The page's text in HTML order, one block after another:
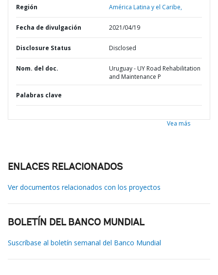
Región América Latina y el Caribe,
Fecha de divulgación 2021/04/19
Disclosure Status Disclosed
Nom. del doc.
Uruguay - UY Road Rehabilitation
and Maintenance P
Palabras clave
Vea más
ENLACES RELACIONADOS
Ver documentos relacionados con los proyectos
BOLETÍN DEL BANCO MUNDIAL
Suscríbase al boletín semanal del Banco Mundial